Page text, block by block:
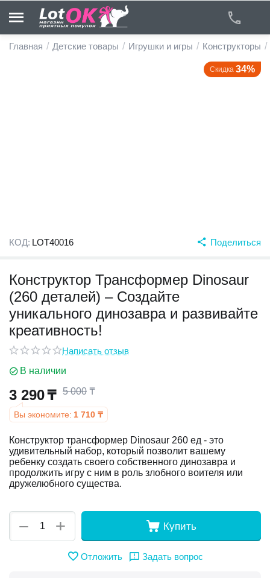
Главная / Детские товары / Игрушки и игры / Конструкторы /
Скидка 34%
КОД: LOT40016 Поделиться
Конструктор Трансформер Dinosaur
(260 деталей) – Создайте
уникального динозавра и развивайте
креативность!
Написать отзыв
В наличии
3 290₸ 5 000 ₸
Вы экономите: 1 710 ₸
Конструктор трансформер Dinosaur 260 ед - это
удивительный набор, который позволит вашему
ребенку создать своего собственного динозавра и
продолжить игру с ним в роль злобного воителя или
дружелюбного существа.
+
− Купить
Отложить Задать вопрос